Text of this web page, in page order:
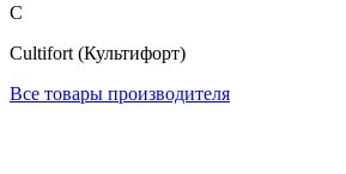
C
Cultifort (Культифорт)
Все товары производителя